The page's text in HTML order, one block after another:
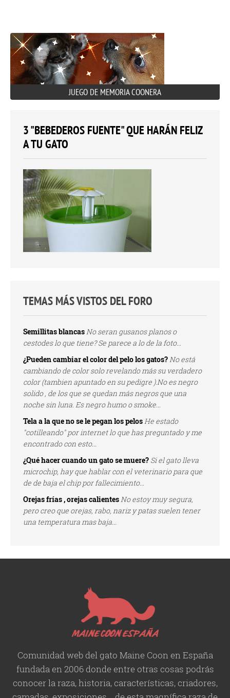
JUEGO DE MEMORIA COONERA
3 "BEBEDEROS FUENTE" QUE HARÁN FELIZ
A TU GATO
TEMAS MÁS VISTOS DEL FORO
Semillitas blancasNo seran gusanos planos o
cestodes lo que tiene? Se parece a lo de la foto...
¿Pueden cambiar el color del pelo los gatos?No está
cambiando de color solo revelando más su verdadero
color (tambien apuntado en su pedigre ).No es negro
solido , de los que se quedan más negros que una
noche sin luna. Es negro humo o smoke...
Tela a la que no se le pegan los pelosHe estado
"cotilleando" por internet lo que has preguntado y me
encontrado con esto...
¿Qué hacer cuando un gato se muere? Si el gato lleva
microchip, hay que hablar con el veterinario para que
de de baja el chip por fallecimiento...
Orejas frías , orejas calientesNo estoy muy segura,
pero creo que orejas, rabo, nariz y patas suelen tener
una temperatura mas baja...
Comunidad web del gato Maine Coon en España
fundada en 2006 donde entre otras cosas podrás
conocer la raza, historia,características, criadores,